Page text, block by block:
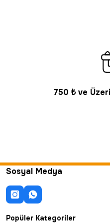
750 ₺ ve
Sosyal Medya
Popüler Kategoriler